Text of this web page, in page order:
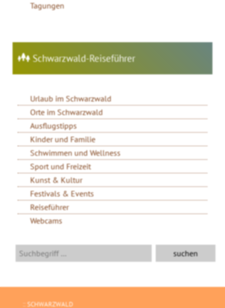
Tagungen
Schwarzwald-Reiseführer
Urlaub im Schwarzwald
Orte im Schwarzwald
Ausflugstipps
Kinder und Familie
Schwimmen und Wellness
Sport und Freizeit
Kunst & Kultur
Festivals & Events
Reiseführer
Webcams
SCHWARZWALD